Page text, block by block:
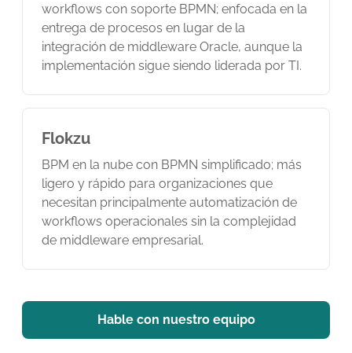
workflows con soporte BPMN; enfocada en la
entrega de procesos en lugar de la
integración de middleware Oracle, aunque la
implementación sigue siendo liderada por TI.
Flokzu
BPM en la nube con BPMN simplificado; más
ligero y rápido para organizaciones que
necesitan principalmente automatización de
workflows operacionales sin la complejidad
de middleware empresarial.
Hable con nuestro equipo